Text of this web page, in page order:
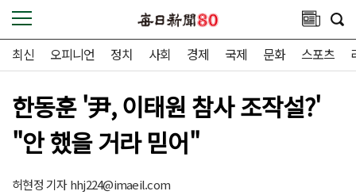
최신 오피니언 정치 사회 경제 국제 문화 스포츠
한동훈 '尹, 이태원 참사 조작설?'
"안 했을 거라 믿어"
허현정 기자hhj224@imaeil.com